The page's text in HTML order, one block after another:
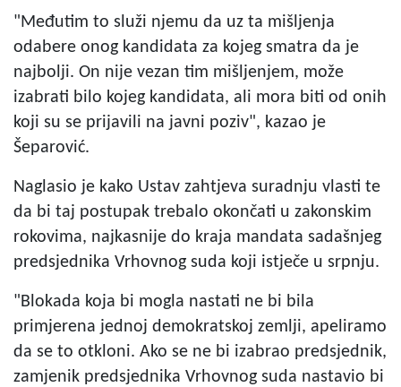
"Međutim to služi njemu da uz ta mišljenja
odabere onog kandidata za kojeg smatra da je
najbolji. On nije vezan tim mišljenjem, može
izabrati bilo kojeg kandidata, ali mora biti od onih
koji su se prijavili na javni poziv", kazao je
Šeparović.
Naglasio je kako Ustav zahtjeva suradnju vlasti te
da bi taj postupak trebalo okončati u zakonskim
rokovima, najkasnije do kraja mandata sadašnjeg
predsjednika Vrhovnog suda koji istječe u srpnju.
"Blokada koja bi mogla nastati ne bi bila
primjerena jednoj demokratskoj zemlji, apeliramo
da se to otkloni. Ako se ne bi izabrao predsjednik,
zamjenik predsjednika Vrhovnog suda nastavio bi